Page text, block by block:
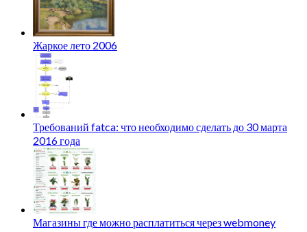
Жаркое лето 2006
Требований fatca: что необходимо сделать до 30 марта
2016 года
Магазины где можно расплатиться через webmoney